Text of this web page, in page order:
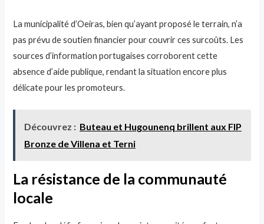
La municipalité d’Oeiras, bien qu’ayant proposé le terrain, n’a
pas prévu de soutien financier pour couvrir ces surcoûts. Les
sources d’information portugaises corroborent cette
absence d’aide publique, rendant la situation encore plus
délicate pour les promoteurs.
Découvrez : Buteau et Hugounenq brillent aux FIP
Bronze de Villena et Terni
La résistance de la communauté
locale